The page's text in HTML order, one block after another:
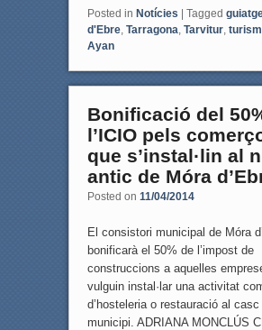
c
e
b
o
k
i
t
t
r
Posted in Notícies | Tagged
d'Ebre, Tarragona Tarvitur,
Ayan
Bonificació del
l’ICIO pels
que s’instal·lin al
antic de Móra
Posted on 11/04/2014
El consistori municipal de Móra
bonificarà el 50% de l’impost de
construccions a aquelles
vulguin instal·lar una activitat
d’hosteleria o restauració al casc
municipi. ADRIANA MONCLÚS